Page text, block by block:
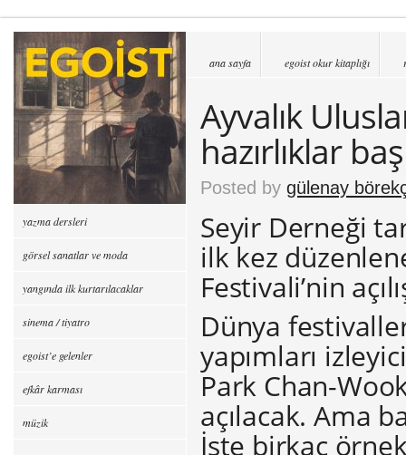
ana sayfa egoist okur kitaplığı
Ayvalık
hazırlıklar
Posted by gülenay
Seyir Derneği
ilk kez
Festivali’nin
Dünya
yapımları
Park Chan-
açılacak. Ama
İşte birkaç
yazma dersleri
görsel sanatlar ve moda
yangında ilk kurtarılacaklar
sinema / tiyatro
egoist’e gelenler
efkâr karması
müzik